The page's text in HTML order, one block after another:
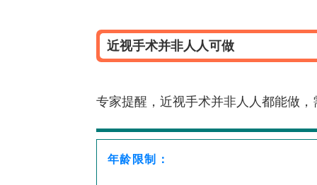
近视手术并非人人可做
专家提醒，近视手术并非人人都能做
年龄限制：